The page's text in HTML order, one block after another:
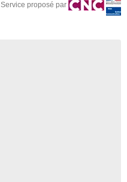
Service proposé par